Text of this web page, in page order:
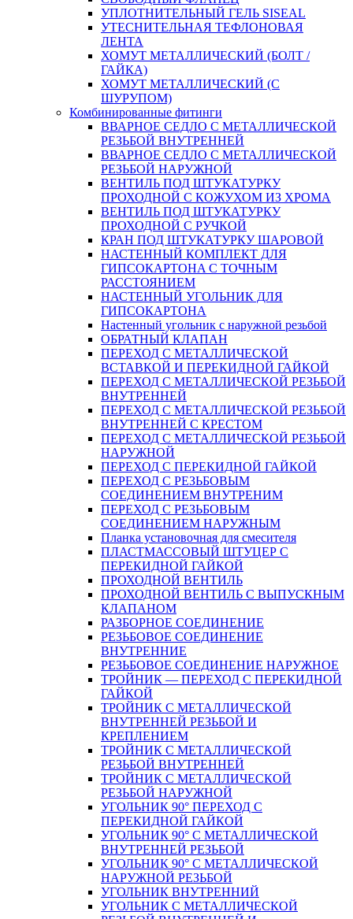
УПЛОТНИТЕЛЬНЫЙ ГЕЛЬ SISEAL
УТЕСНИТЕЛЬНАЯ ТЕФЛОНОВАЯ
ЛЕНТА
ХОМУТ МЕТАЛЛИЧЕСКИЙ (БОЛТ /
ГАЙКА)
ХОМУТ МЕТАЛЛИЧЕСКИЙ (С
ШУРУПОМ)
Комбинированные фитинги
ВВАРНОЕ СЕДЛО С МЕТАЛЛИЧЕСКОЙ
РЕЗЬБОЙ ВНУТРЕННЕЙ
ВВАРНОЕ СЕДЛО С МЕТАЛЛИЧЕСКОЙ
РЕЗЬБОЙ НАРУЖНОЙ
ВЕНТИЛЬ ПОД ШТУКАТУРКУ
ПРОХОДНОЙ С КОЖУХОМ ИЗ ХРОМА
ВЕНТИЛЬ ПОД ШТУКАТУРКУ
ПРОХОДНОЙ С РУЧКОЙ
КРАН ПОД ШТУКАТУРКУ ШАРОВОЙ
НАСТЕННЫЙ КОМПЛЕКТ ДЛЯ
ГИПСОКАРТОНA С ТОЧНЫМ
РАССТОЯНИЕМ
НАСТЕННЫЙ УГОЛЬНИК ДЛЯ
ГИПСОКАРТОНА
Настенный угольник с наружной резьбой
ОБРАТНЫЙ КЛАПАН
ПЕРЕХОД С МЕТАЛЛИЧЕСКОЙ
ВСТАВКОЙ И ПЕРЕКИДНОЙ ГАЙКОЙ
ПЕРЕХОД С МЕТАЛЛИЧЕСКОЙ РЕЗЬБОЙ
ВНУТРЕННЕЙ
ПЕРЕХОД С МЕТАЛЛИЧЕСКОЙ РЕЗЬБОЙ
ВНУТРЕННЕЙ С КРЕСТОМ
ПЕРЕХОД С МЕТАЛЛИЧЕСКОЙ РЕЗЬБОЙ
НАРУЖНОЙ
ПЕРЕХОД С ПЕРЕКИДНОЙ ГАЙКОЙ
ПЕРЕХОД С РЕЗЬБОВЫМ
СОЕДИНЕНИЕМ ВНУТРЕНИМ
ПЕРЕХОД С РЕЗЬБОВЫМ
СОЕДИНЕНИЕМ НАРУЖНЫМ
Планка установочная для смесителя
ПЛАСТМАССОВЫЙ ШТУЦЕР С
ПЕРЕКИДНОЙ ГАЙКОЙ
ПРОХОДНОЙ ВЕНТИЛЬ
ПРОХОДНОЙ ВЕНТИЛЬ С ВЫПУСКНЫМ
КЛАПАНОМ
РАЗБОРНОЕ СОЕДИНЕНИЕ
РЕЗЬБОВОЕ СОЕДИНЕНИЕ
ВНУТРЕННИЕ
РЕЗЬБОВОЕ СОЕДИНЕНИЕ НАРУЖНОЕ
ТРОЙНИК — ПЕРЕХОД С ПЕРЕКИДНОЙ
ГАЙКОЙ
ТРОЙНИК С МЕТАЛЛИЧЕСКОЙ
ВНУТРЕННЕЙ РЕЗЬБОЙ И
КРЕПЛЕНИЕМ
ТРОЙНИК С МЕТАЛЛИЧЕСКОЙ
РЕЗЬБОЙ ВНУТРЕННЕЙ
ТРОЙНИК С МЕТАЛЛИЧЕСКОЙ
РЕЗЬБОЙ НАРУЖНОЙ
УГОЛЬНИК 90° ПЕРЕХОД С
ПЕРЕКИДНОЙ ГАЙКОЙ
УГОЛЬНИК 90° С МЕТАЛЛИЧЕСКОЙ
ВНУТРЕННEЙ РЕЗЬБОЙ
УГОЛЬНИК 90° С МЕТАЛЛИЧЕСКОЙ
НАРУЖНОЙ РЕЗЬБОЙ
УГОЛЬНИК ВНУТРЕННИЙ
УГОЛЬНИК С МЕТАЛЛИЧЕСКОЙ